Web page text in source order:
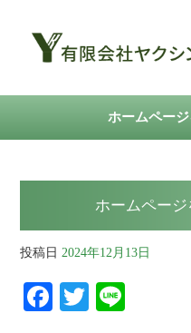
ホームページ
ホームページ
投稿日 2024年12月13日
Fa T